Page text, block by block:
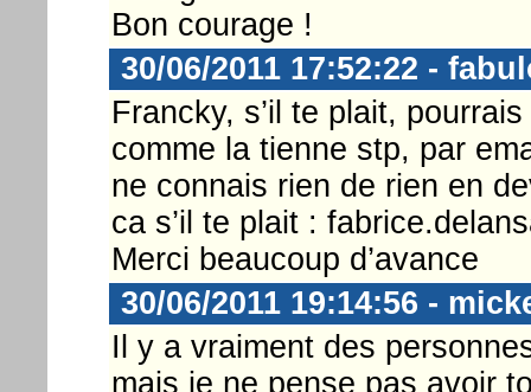
Bon courage !
30/06/2011 17:52:22 -
Francky, s’il te plait,
comme la tienne stp, par
ne connais rien de rien en
ca s’il te plait :
Merci beaucoup d’avance
30/06/2011 19:14:56 -
Il y a vraiment des
mais je ne pense pas avoir